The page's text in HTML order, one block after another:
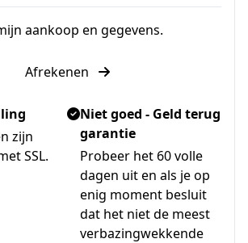
aankoop en gegevens.
Afrekenen
zijn
SSL.
Niet goed - Geld terug
garantie
Probeer het 60 volle
dagen uit en als je op
enig moment besluit
dat het niet de meest
verbazingwekkende